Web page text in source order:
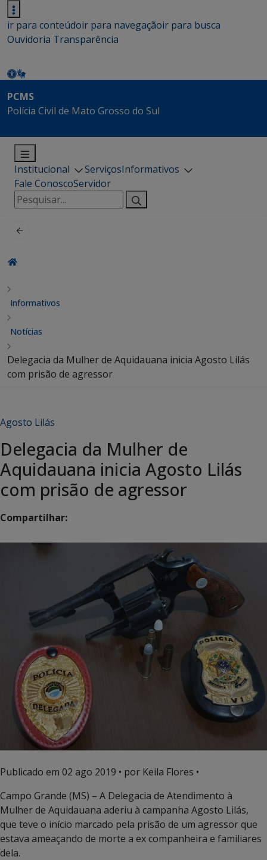
ir para conteúdoir para navegaçãoir para busca
Ouvidoria Transparência
PCMS
Polícia Civil de Mato Grosso do Sul
Institucional ServiçosInformativos
Fale ConoscoServidor
Pesquisar
por:
Informativos
Notícias
Delegacia da Mulher de Aquidauana inicia Agosto Lilás
com prisão de agressor
Agosto Lilás
Delegacia da Mulher de
Aquidauana inicia Agosto Lilás
com prisão de agressor
Compartilhar:
Publicado em 02 ago 2019 • por Keila Flores •
Campo Grande (MS) – A Delegacia de Atendimento à
Mulher de Aquidauana aderiu à campanha Agosto Lilás,
que teve o início marcado pela prisão de um agressor que
estava ameaçando de morte a ex companheira e familiares
dela.